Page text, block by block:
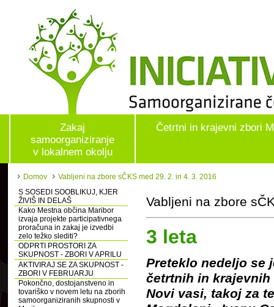
Zakaj
samoorganiziranje
v lokalnem okolju
Četrtni in krajevni zbori
Domov
Vabljeni na zbore sČKS med 29. 2. in 4. 3. 2016
S SOSEDI SOOBLIKUJ, KJER
ŽIVIŠ IN DELAŠ
Kako Mestna občina Maribor
izvaja projekte participativnega
proračuna in zakaj je izvedbi
zelo težko slediti?
ODPRTI PROSTORI ZA
SKUPNOST - ZBORI V APRILU
AKTIVIRAJ SE ZA SKUPNOST -
ZBORI V FEBRUARJU
Pokončno, dostojanstveno in
tovariško v novem letu na zborih
samoorganiziranih skupnosti v
Vabljeni na zbore
3 leta
Preteklo nedeljo se
četrtnih in krajevnih
Novi vasi, takoj za